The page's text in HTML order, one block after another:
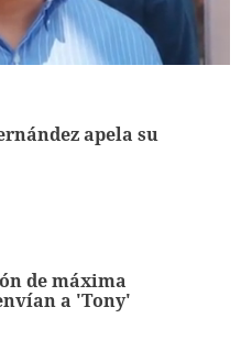
apela su
de máxima
a 'Tony'